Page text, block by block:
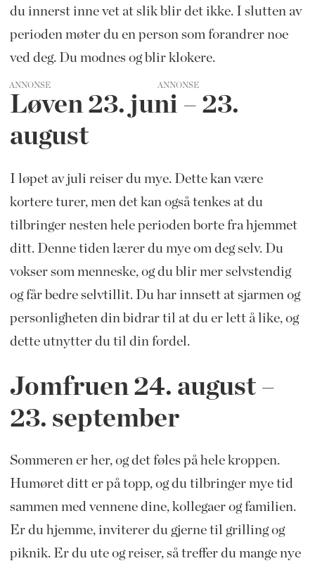
du innerst inne vet at slik blir det ikke. I slutten av
perioden møter du en person som forandrer noe
ved deg. Du modnes og blir klokere.
ANNONSE
Løven 23. juni – 23.
august
I løpet av juli reiser du mye. Dette kan være
kortere turer, men det kan også tenkes at du
tilbringer nesten hele perioden borte fra hjemmet
ditt. Denne tiden lærer du mye om deg selv. Du
vokser som menneske, og du blir mer selvstendig
og får bedre selvtillit. Du har innsett at sjarmen og
personligheten din bidrar til at du er lett å like, og
dette utnytter du til din fordel.
Jomfruen 24. august –
23. september
Sommeren er her, og det føles på hele kroppen.
Humøret ditt er på topp, ogdu tilbringer mye tid
sammen med vennene dine, kollegaer og familien.
Er du hjemme, inviterer du gjerne til grilling og
piknik. Er du ute og reiser, så treffer du mange nye